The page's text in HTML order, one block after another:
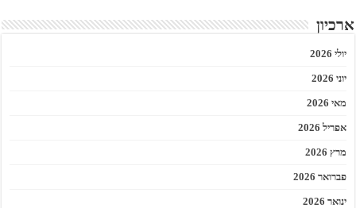
ארכיון
יולי 2026
יוני 2026
מאי 2026
אפריל 2026
מרץ 2026
פברואר 2026
ינואר 2026